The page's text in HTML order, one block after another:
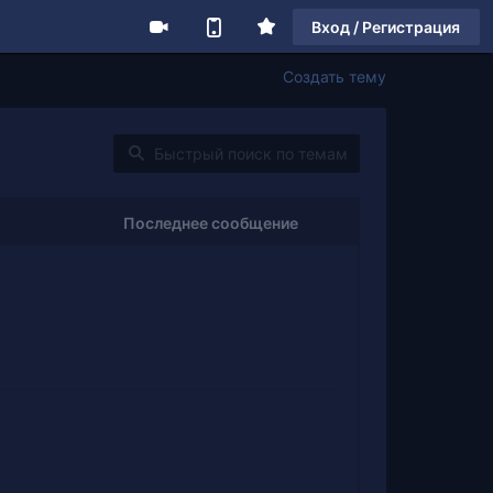
Вход / Регистрация
Создать тему
Последнее сообщение